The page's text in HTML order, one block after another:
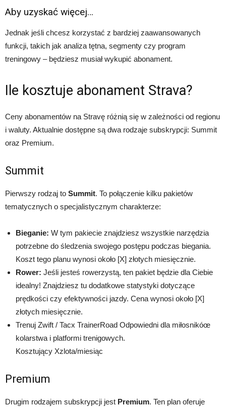
Aby uzyskać więcej…
Jednak jeśli chcesz korzystać z bardziej zaawansowanych
funkcji, takich jak analiza tętna, segmenty czy program
treningowy – będziesz musiał wykupić abonament.
Ile kosztuje abonament Strava?
Ceny abonamentów na Stravę różnią się w zależności od regionu
i waluty. Aktualnie dostępne są dwa rodzaje subskrypcji: Summit
oraz Premium.
Summit
Pierwszy rodzaj to Summit. To połączenie kilku pakietów
tematycznych o specjalistycznym charakterze:
Bieganie: W tym pakiecie znajdziesz wszystkie narzędzia
potrzebne do śledzenia swojego postępu podczas biegania.
Koszt tego planu wynosi około [X] złotych miesięcznie.
Rower: Jeśli jesteś rowerzystą, ten pakiet będzie dla Ciebie
idealny! Znajdziesz tu dodatkowe statystyki dotyczące
prędkości czy efektywności jazdy. Cena wynosi około [X]
złotych miesięcznie.
Trenuj Zwift / Tacx TrainerRoad Odpowiedni dla miłosnikóœ
kolarstwa i platformi trenigowych.
Kosztujący Xzlota/miesiąc
Premium
Drugim rodzajem subskrypcji jest Premium. Ten plan oferuje